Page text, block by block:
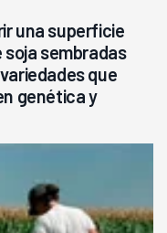
una superficie
sembradas
que
genética y